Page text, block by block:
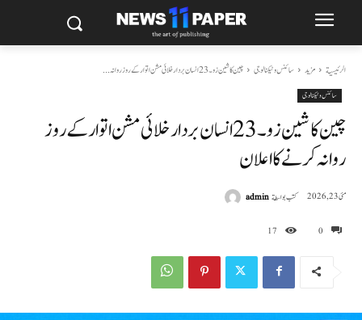
الرئيسية مزید سائنس وٹیکنالوجی چین کا شین زو۔23 انسان بردار خلائی مشن اتوار کے روز روانہ...
سائنس وٹیکنالوجی
چین کا شین زو۔23 انسان بردار خلائی مشن اتوار کے روز
روانہ کر نے کا اعلان
0
17
مئی 23, 2026 كتب بواسطةadmin